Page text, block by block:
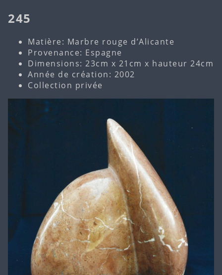
245
Matière: Marbre rouge d’Alicante
Provenance: Espagne
Dimensions: 23cm x 21cm x hauteur 24cm
Année de création: 2002
Collection privée